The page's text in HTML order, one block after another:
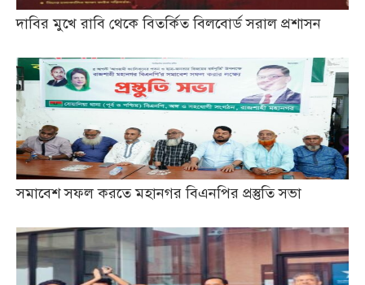
দাবির মুখে রাবি থেকে বিতর্কিত বিলবোর্ড সরাল প্রশাসন
সমাবেশ সফল করতে মহানগর বিএনপির প্রস্তুতি সভা